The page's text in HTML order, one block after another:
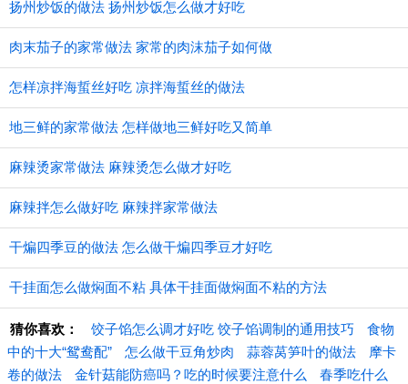
扬州炒饭的做法 扬州炒饭怎么做才好吃
肉末茄子的家常做法 家常的肉沫茄子如何做
怎样凉拌海蜇丝好吃 凉拌海蜇丝的做法
地三鲜的家常做法 怎样做地三鲜好吃又简单
麻辣烫家常做法 麻辣烫怎么做才好吃
麻辣拌怎么做好吃 麻辣拌家常做法
干煸四季豆的做法 怎么做干煸四季豆才好吃
干挂面怎么做焖面不粘 具体干挂面做焖面不粘的方法
猜你喜欢： 饺子馅怎么调才好吃 饺子馅调制的通用技巧
食物
中的十大“鸳鸯配”
怎么做干豆角炒肉 蒜蓉莴笋叶的做法
摩卡
卷的做法
金针菇能防癌吗？吃的时候要注意什么 春季吃什么